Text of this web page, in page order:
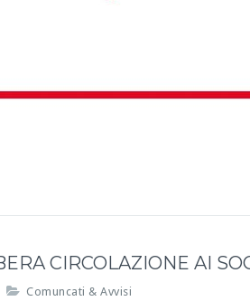
CIRCOLAZIONE AI
Comuncati & Avvisi